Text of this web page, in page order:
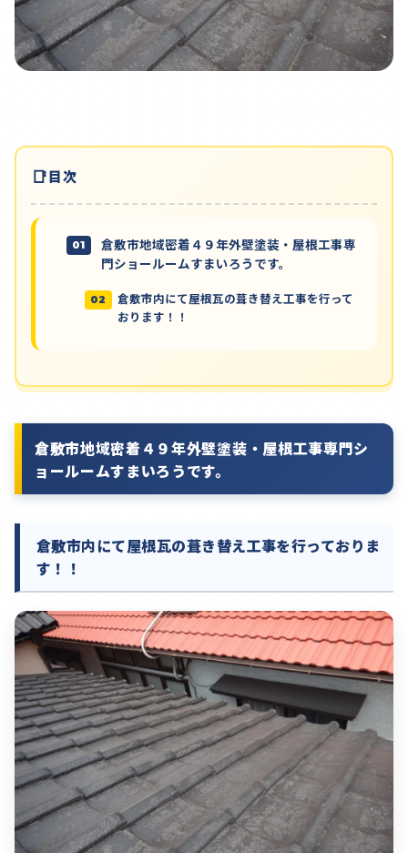
目次
倉敷市地域密着４９年外壁塗装・屋根工事専
門ショールームすまいろうです。
倉敷市内にて屋根瓦の葺き替え工事を行って
おります！！
倉敷市地域密着４９年外壁塗装・屋根工事専門シ
ョールームすまいろうです。
倉敷市内にて屋根瓦の葺き替え工事を行っておりま
す！！